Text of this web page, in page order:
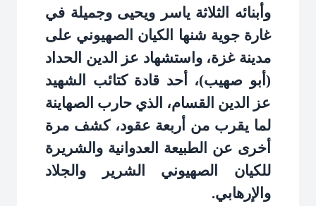
وأبنائه الثلاثة ياسر ويحيى وجميلة في
غارة جوية شنها الكيان الصهيوني على
مدينة غزة، واستشهاد عز الدين الحداد
(أبو صهيب)، أحد قادة كتائب الشهيد
عز الدين القسام، الذي حارب الصهاينة
لما يقرب من أربعة عقود، كشف مرة
أخرى عن الطبيعة العدوانية والشريرة
للكيان الصهيوني الشرير والجلاد
والإرهابي.